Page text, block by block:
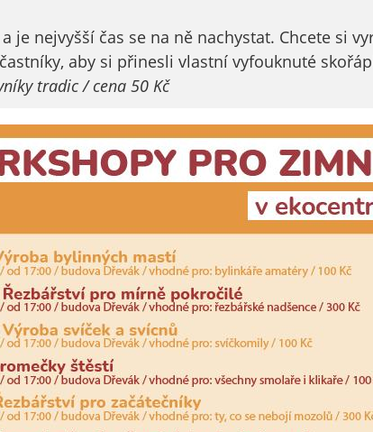
je nejvyšší čas se na ně nachystat. Chcete si
aby si přinesli vlastní vyfouknuté
tradic / cena 50 Kč
údaje. Pokud
nevyjádříte
souhlas, nebudete
a reklam
přizpůsobených
Vašim zájmům.